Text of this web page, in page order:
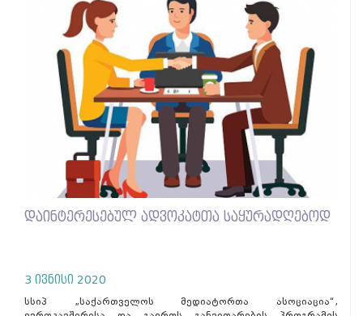
დაინტერესებულ ადვოკატთა საყურადღებოდ
3 ივნისი 2020
სსიპ „საქართველოს მედიატორთა ასოციაცია“,